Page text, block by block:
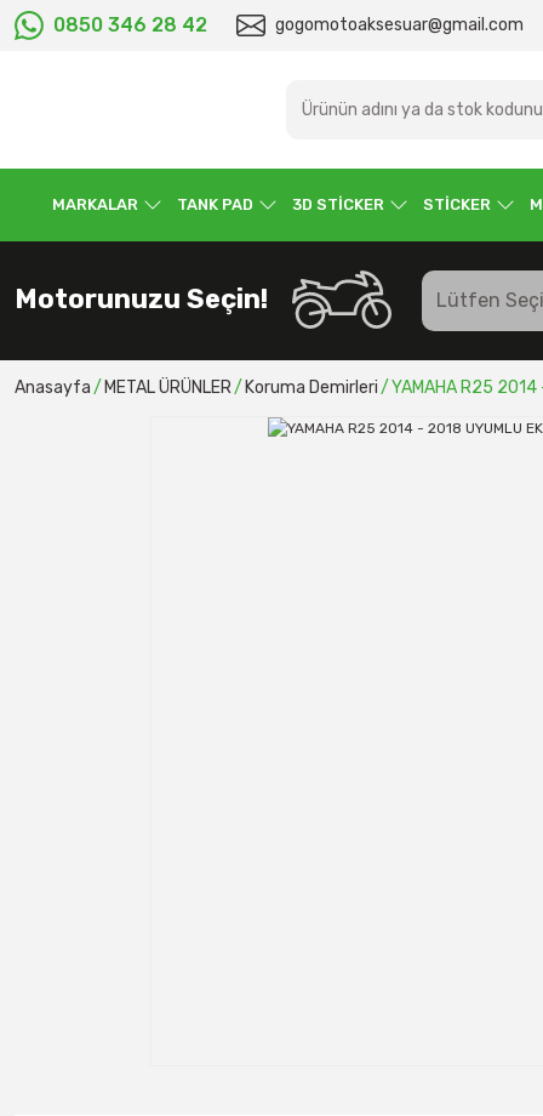
0850 346 28 42 gogomotoaksesuar@gmail.com
MARKALAR TANK PAD 3D STİCKER STİCKER
Motorunuzu Seçin!
Anasayfa METAL ÜRÜNLER Koruma Demirleri YAMAHA R25 2014